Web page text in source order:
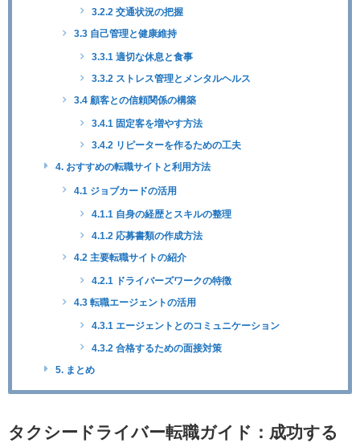
3.2.2 交通状況の把握
3.3 自己管理と健康維持
3.3.1 適切な休息と食事
3.3.2 ストレス管理とメンタルヘルス
3.4 顧客との信頼関係の構築
3.4.1 固定客を増やす方法
3.4.2 リピーターを作るための工夫
4. おすすめの転職サイトと利用方法
4.1 ジョブカードの活用
4.1.1 自身の経歴とスキルの整理
4.1.2 応募書類の作成方法
4.2 主要転職サイトの紹介
4.2.1 ドライバーズワークの特徴
4.3 転職エージェントの活用
4.3.1 エージェントとのコミュニケーション
4.3.2 合格するための面接対策
5. まとめ
タクシードライバー転職ガイド：成功する